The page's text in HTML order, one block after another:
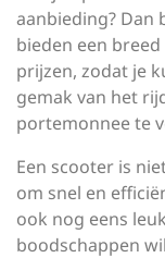
aanbieding? Dan
bieden een
prijzen, zodat je
gemak van het
portemonnee te
Een scooter is
om snel en
ook nog eens
boodschappen